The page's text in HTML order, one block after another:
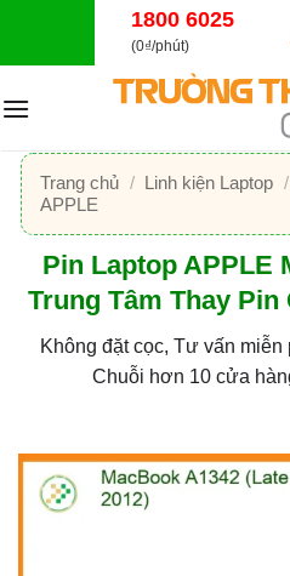
dung
1800 6025
(0₫/phút)
Trang chủ / Linh kiện Laptop /
APPLE
Pin Laptop APPLE
Trung Tâm Thay Pin
Không đặt cọc, Tư vấn
Chuỗi hơn 10 cửa